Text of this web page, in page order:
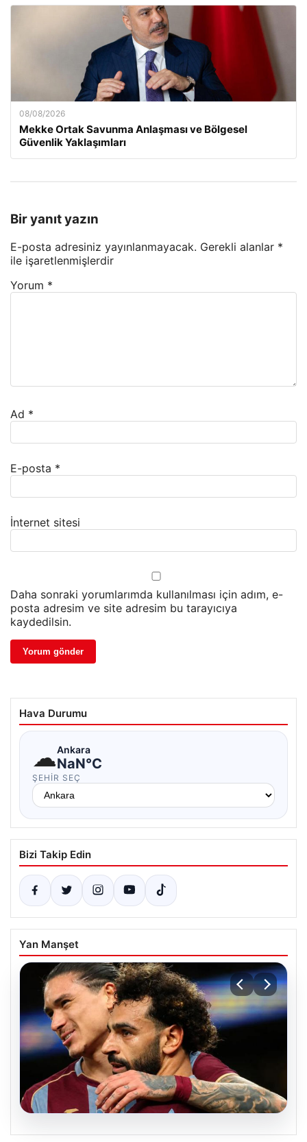
08/08/2026
Mekke Ortak Savunma Anlaşması ve Bölgesel
Güvenlik Yaklaşımları
Bir yanıt yazın
E-posta adresiniz yayınlanmayacak. Gerekli alanlar *
ile işaretlenmişlerdir
Yorum *
Ad *
E-posta *
İnternet sitesi
Daha sonraki yorumlarımda kullanılması için adım, e-
posta adresim ve site adresim bu tarayıcıya
kaydedilsin.
Hava Durumu
☁Ankara
NaN°C
ŞEHIR SEÇ
Bizi Takip Edin
Yan Manşet